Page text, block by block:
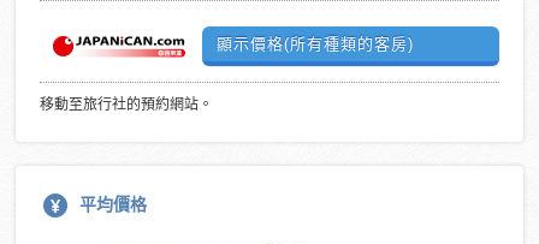
顯示價格(所有種類的客房)
移動至旅行社的預約網站。
平均價格